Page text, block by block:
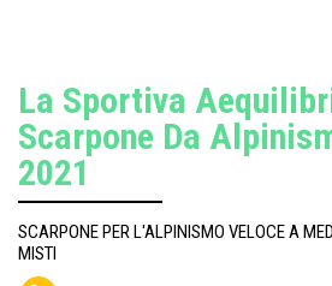
La Sportiva
Scarpone Da
2021
SCARPONE PER L'ALPINISMO VELOCE A
MISTI